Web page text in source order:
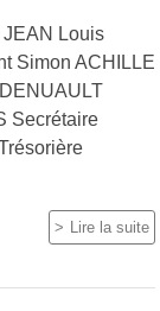
Louis
Simon ACHILLE
Secrétaire
Lire la suite